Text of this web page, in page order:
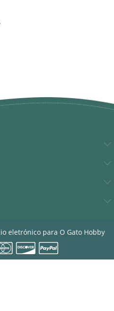
eletrónico para O Gato Hobby